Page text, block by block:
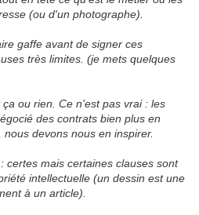
(ou d'un photographe).
gaffe avant de signer ces
très limites. (je mets quelques
ou rien. Ce n'est pas vrai : les
des contrats bien plus en
devons nous en inspirer.
certes mais certaines clauses sont
intellectuelle (un dessin est une
à un article).